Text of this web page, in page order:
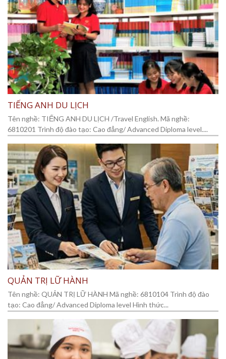
TIẾNG ANH DU LỊCH
Tên nghề: TIẾNG ANH DU LỊCH /Travel English. Mã nghề:
6810201 Trình độ đào tạo: Cao đẳng/ Advanced Diploma level....
QUẢN TRỊ LỮ HÀNH
Tên nghề: QUẢN TRỊ LỮ HÀNH Mã nghề: 6810104 Trình độ đào
tạo: Cao đẳng/ Advanced Diploma level Hình thức...